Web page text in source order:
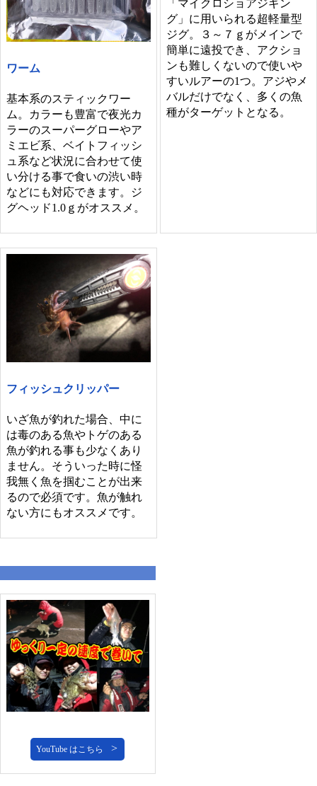
ワーム
基本系のスティックワー
ム。カラーも豊富で夜光カ
ラーのスーパーグローやア
ミエビ系、ベイトフィッシ
ュ系など状況に合わせて使
い分ける事で食いの渋い時
などにも対応できます。ジ
グヘッド1.0ｇがオススメ。
「マイクロショアジギン
グ」に用いられる超軽量型
ジグ。３～７ｇがメインで
簡単に遠投でき、アクショ
ンも難しくないので使いや
すいルアーの1つ。アジやメ
バルだけでなく、多くの魚
種がターゲットとなる。
フィッシュクリッパー
いざ魚が釣れた場合、中に
は毒のある魚やトゲのある
魚が釣れる事も少なくあり
ません。そういった時に怪
我無く魚を掴むことが出来
るので必須です。魚が触れ
ない方にもオススメです。
YouTube はこちら